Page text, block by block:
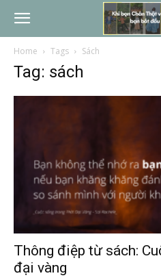
Home Tags Sách
Tag: sách
Thông điệp từ sách:
đại vàng